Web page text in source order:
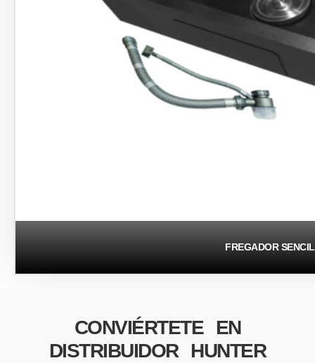
FREGADOR
CONVIÉRTETE EN
DISTRIBUIDOR HUNTER